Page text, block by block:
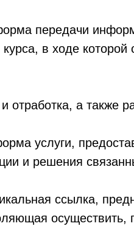
передачи
в ходе которой
а также
услуги,
и решения
ссылка,
осуществить,